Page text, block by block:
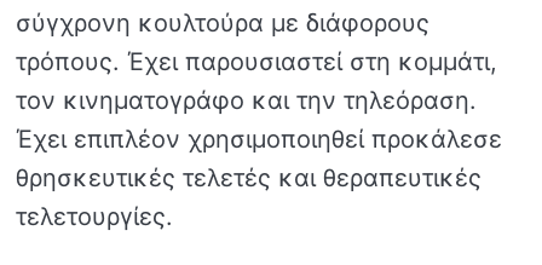
σύγχρονη κουλτούρα με διάφορους
τρόπους. Έχει παρουσιαστεί στη κομμάτι,
τον κινηματογράφο και την τηλεόραση.
Έχει επιπλέον χρησιμοποιηθεί προκάλεσε
θρησκευτικές τελετές και θεραπευτικές
τελετουργίες.